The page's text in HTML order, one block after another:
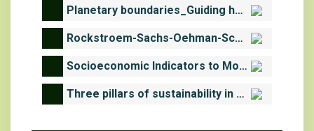
Planetary boundaries_Guiding human development on a changing planet.pdf
Rockstroem-Sachs-Oehman-Schmidt-Traub_Sustainable-Development-and-Planetary-Boundaries.pdf
Socioeconomic Indicators to Monitor the EU’s Bioeconomy in Transition.pdf
Three pillars of sustainability in search of conceptual origins.pdf